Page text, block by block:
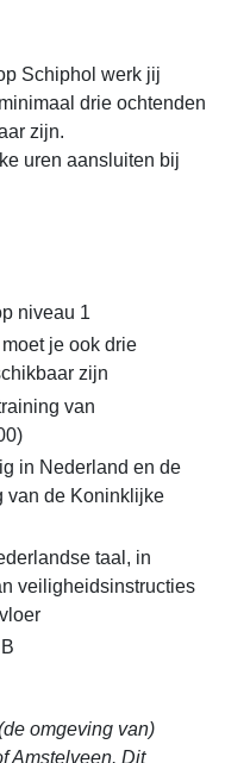
Schiphol werk jij
drie ochtenden
zijn.
uren aansluiten bij
niveau 1
je ook drie
zijn
van
in Nederland en de
van de Koninklijke
taal, in
veiligheidsinstructies
omgeving van)
Amstelveen. Dit